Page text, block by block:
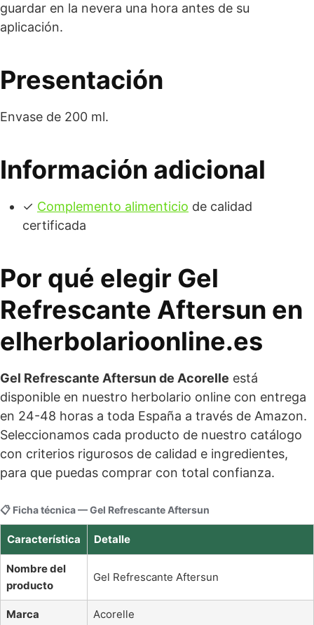
guardar en la nevera una hora antes de su
aplicación.
Presentación
Envase de 200 ml.
Información adicional
✓ Complemento alimenticio de calidad
certificada
Por qué elegir Gel
Refrescante Aftersun en
elherbolarioonline.es
Gel Refrescante Aftersun de Acorelle está
disponible en nuestro herbolario online con entrega
en 24-48 horas a toda España a través de Amazon.
Seleccionamos cada producto de nuestro catálogo
con criterios rigurosos de calidad e ingredientes,
para que puedas comprar con total confianza.
📋 Ficha técnica — Gel Refrescante Aftersun
Característica Detalle
Nombre del
producto
Gel Refrescante Aftersun
Marca Acorelle